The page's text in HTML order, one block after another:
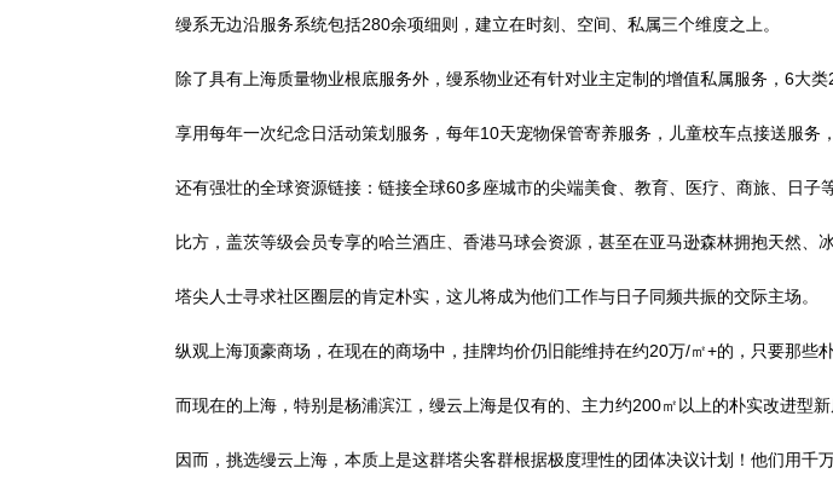
缦系无边沿服务系统包括280余项细则，建立在时刻、空间、私属三个维度之上。
除了具有上海质量物业根底服务外，缦系物业还有针对业主定制的增值私属服务，6大类
享用每年一次纪念日活动策划服务，每年10天宠物保管寄养服务，儿童校车点接送服务
还有强壮的全球资源链接：链接全球60多座城市的尖端美食、教育、医疗、商旅、日子等
比方，盖茨等级会员专享的哈兰酒庄、香港马球会资源，甚至在亚马逊森林拥抱天然、冰
塔尖人士寻求社区圈层的肯定朴实，这儿将成为他们工作与日子同频共振的交际主场。
纵观上海顶豪商场，在现在的商场中，挂牌均价仍旧能维持在约20万/㎡+的，只要那些朴
而现在的上海，特别是杨浦滨江，缦云上海是仅有的、主力约200㎡以上的朴实改进型新
因而，挑选缦云上海，本质上是这群塔尖客群根据极度理性的团体决议计划！他们用千